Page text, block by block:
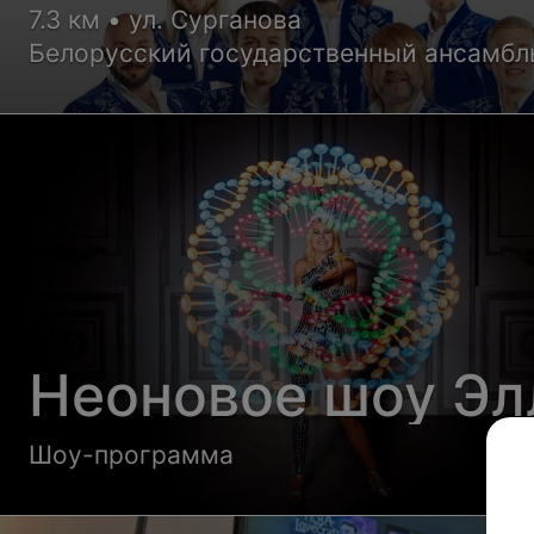
7.3 км • ул. Сурганова
Белорусский государственный
Неоновое шоу
Шоу-программа